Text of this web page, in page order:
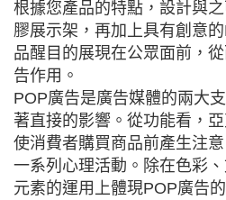
根據您產品的特點，設計與
膠展示架，再加上具有創意
品醒目的展現在公眾面前，
告作用。
POP廣告是廣告媒體的兩大
著直接的影響。從功能看，
使消費者購買商品前產生注
一系列心理活動。除在色彩
元素的運用上體現POP廣告